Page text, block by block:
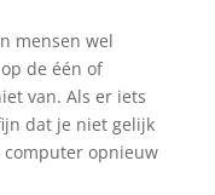
mensen wel
de één of
van. Als er iets
dat je niet gelijk
computer opnieuw